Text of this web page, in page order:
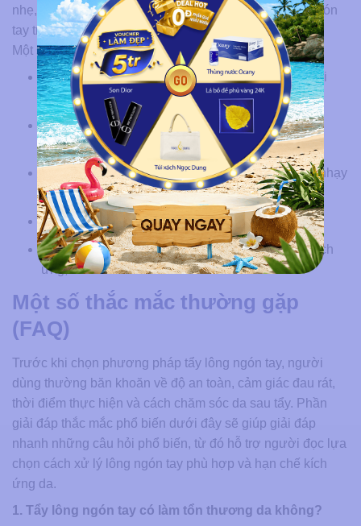
nhẹ, tránh nắng kỹ và không chà xát mạnh lên vùng ngón
tay trong 24 giờ đầu.
Một số lưu ý quan trọng:
Thử sản phẩm tẩy lông trên vùng da nhỏ trước khi
dùng toàn bộ bàn tay.
Không tẩy lông khi da đang viêm, ngứa, có vết
thương hở.
Ưu tiên sản phẩm rõ nguồn gốc, phù hợp với da nhạy
cảm.
Thoa kem chống nắng cho tay khi phải ra ngoài.
Tham khảo chuyên viên hoặc bác sĩ nếu da dễ kích
ứng, nổi mẩn kéo dài.
Một số thắc mắc thường gặp
(FAQ)
Trước khi chọn phương pháp tẩy lông ngón tay, người
dùng thường băn khoăn về độ an toàn, cảm giác đau rát,
thời điểm thực hiện và cách chăm sóc da sau tẩy. Phần
giải đáp thắc mắc phổ biến dưới đây sẽ giúp giải đáp
nhanh những câu hỏi phổ biến, từ đó hỗ trợ người đọc lựa
chọn cách xử lý lông ngón tay phù hợp và hạn chế kích
ứng da.
1. Tẩy lông ngón tay có làm tổn thương da không?